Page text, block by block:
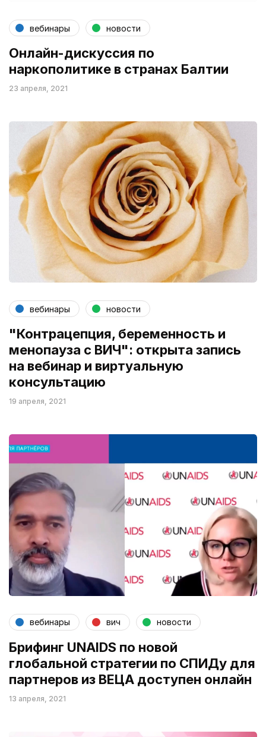
вебинары новости
Онлайн-дискуссия по
наркополитике в странах Балтии
23 апреля, 2021
вебинары новости
"Контрацепция, беременность и
менопауза с ВИЧ": открыта запись
на вебинар и виртуальную
консультацию
19 апреля, 2021
вебинары вич новости
Брифинг UNAIDS по новой
глобальной стратегии по СПИДу для
партнеров из ВЕЦА доступен онлайн
13 апреля, 2021